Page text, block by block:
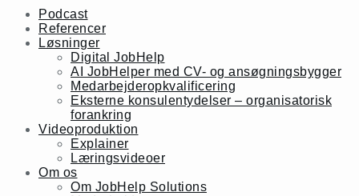
Podcast
Referencer
Løsninger
Digital JobHelp
AI JobHelper med CV- og ansøgningsbygger
Medarbejderopkvalificering
Eksterne konsulentydelser – organisatorisk
forankring
Videoproduktion
Explainer
Læringsvideoer
Om os
Om JobHelp Solutions